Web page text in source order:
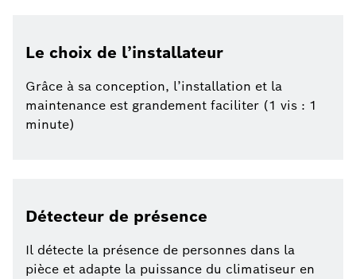
Le choix de l’installateur
Grâce à sa conception, l’installation et la
maintenance est grandement faciliter (1 vis : 1
minute)
Détecteur de présence
Il détecte la présence de personnes dans la
pièce et adapte la puissance du climatiseur en